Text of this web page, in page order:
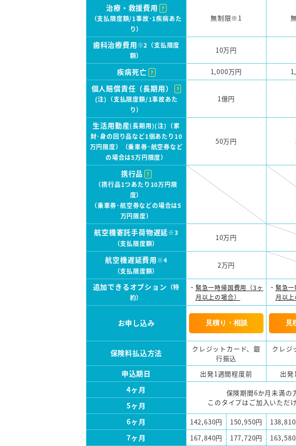
治療・救援費用 ?
（支払限度額/1事故･1疾病あた
り）
無制限※1
歯科治療費用※2（支払限度
額）
10万円
疾病死亡 ? 1,000万円
個人賠償責任（長期用） ?
(注)（支払限度額/1事故あた
り）
1億円
生活用動産(長期用)(注)（家
財･身の回り品など1個あたり10
万円限度）（乗車券･航空券など
の場合は5万円限度）
50万円
携行品 ?
（携行品1つあたり10万円限
度）
（乗車券･航空券などの場合は5
万円限度）
航空機寄託手荷物遅延※3
（支払限度額）
10万円
航空機遅延費用※4
（支払限度額）
2万円
追加できるオプション （特
約）
緊急一時帰国費用（3ヶ
月以上の場合）
緊急
月以上
お申し込み 見積り・相談 見
保険料払込方法
クレジットカード、銀
行振込
クレジ
申込期日 出発1週間程度前 出発
4ヶ月
保険期間6か月未満の
このタイプはご加入いただ
5ヶ月
6ヶ月 142,630円 150,950円
7ヶ月 167,840円 177,720円